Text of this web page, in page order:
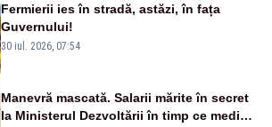
Fermierii ies în stradă, astăzi, în fața
Guvernului!
30 iul. 2026, 07:54
Manevră mascată. Salarii mărite în secret
la Ministerul Dezvoltării în timp ce medicii